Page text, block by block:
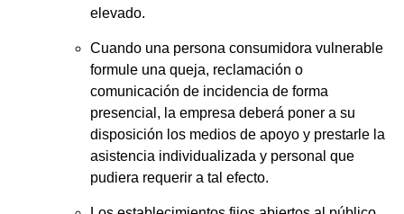
elevado.
Cuando una persona consumidora vulnerable
formule una queja, reclamación o
comunicación de incidencia de forma
presencial, la empresa deberá poner a su
disposición los medios de apoyo y prestarle la
asistencia individualizada y personal que
pudiera requerir a tal efecto.